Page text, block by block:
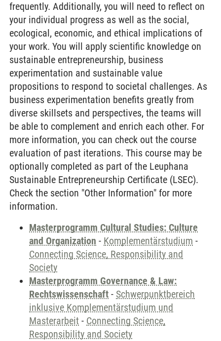
frequently. Additionally, you will need to reflect on
your individual progress as well as the social,
ecological, economic, and ethical implications of
your work. You will apply scientific knowledge on
sustainable entrepreneurship, business
experimentation and sustainable value
propositions to respond to societal challenges. As
business experimentation benefits greatly from
diverse skillsets and perspectives, the teams will
be able to complement and enrich each other. For
more information, you can check out the course
evaluation of past iterations. This course may be
optionally completed as part of the Leuphana
Sustainable Entrepreneurship Certificate (LSEC).
Check the section "Other Information" for more
information.
Masterprogramm Cultural Studies: Culture
and Organization - Komplementärstudium -
Connecting Science, Responsibility and
Society
Masterprogramm Governance & Law:
Rechtswissenschaft - Schwerpunktbereich
inklusive Komplementärstudium und
Masterarbeit - Connecting Science,
Responsibility and Society